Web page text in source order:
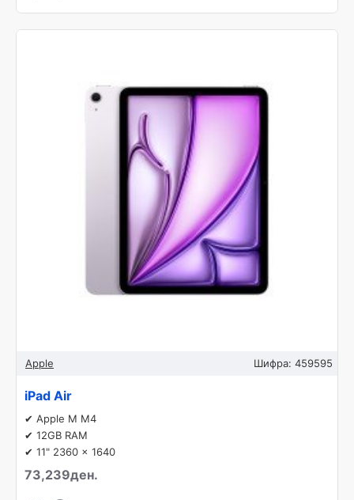
Apple Шифра: 459595
iPad Air
✔ Apple M M4
✔ 12GB RAM
✔ 11" 2360 x 1640
73,239ден.